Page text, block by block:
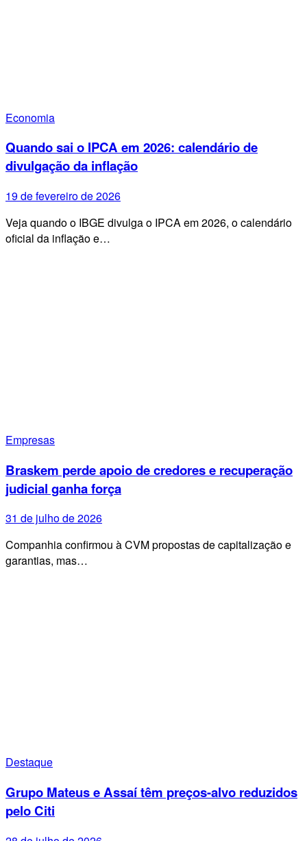
Economia
Quando sai o IPCA em 2026: calendário de
divulgação da inflação
19 de fevereiro de 2026
Veja quando o IBGE divulga o IPCA em 2026, o calendário
oficial da inflação e…
Empresas
Braskem perde apoio de credores e recuperação
judicial ganha força
31 de julho de 2026
Companhia confirmou à CVM propostas de capitalização e
garantias, mas…
Destaque
Grupo Mateus e Assaí têm preços-alvo reduzidos
pelo Citi